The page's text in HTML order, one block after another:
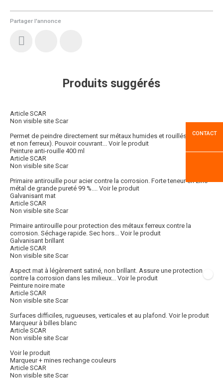
Partager l'annonce
Produits suggérés
Article SCAR
Non visible site Scar
Permet de peindre directement sur métaux humides et rouillés (ferreux
et non ferreux). Pouvoir couvrant... Voir le produit
Peinture anti-rouille 400 ml
Article SCAR
Non visible site Scar
Primaire antirouille pour acier contre la corrosion. Forte teneur en zinc
métal de grande pureté 99 %.... Voir le produit
Galvanisant mat
Article SCAR
Non visible site Scar
Primaire antirouille pour protection des métaux ferreux contre la
corrosion. Séchage rapide. Sec hors... Voir le produit
Galvanisant brillant
Article SCAR
Non visible site Scar
Aspect mat à légèrement satiné, non brillant. Assure une protection
contre la corrosion dans les milieux... Voir le produit
Peinture noire mate
Article SCAR
Non visible site Scar
Surfaces difficiles, rugueuses, verticales et au plafond. Voir le produit
Marqueur à billes blanc
Article SCAR
Non visible site Scar
Voir le produit
Marqueur + mines rechange couleurs
Article SCAR
Non visible site Scar
CONTACT